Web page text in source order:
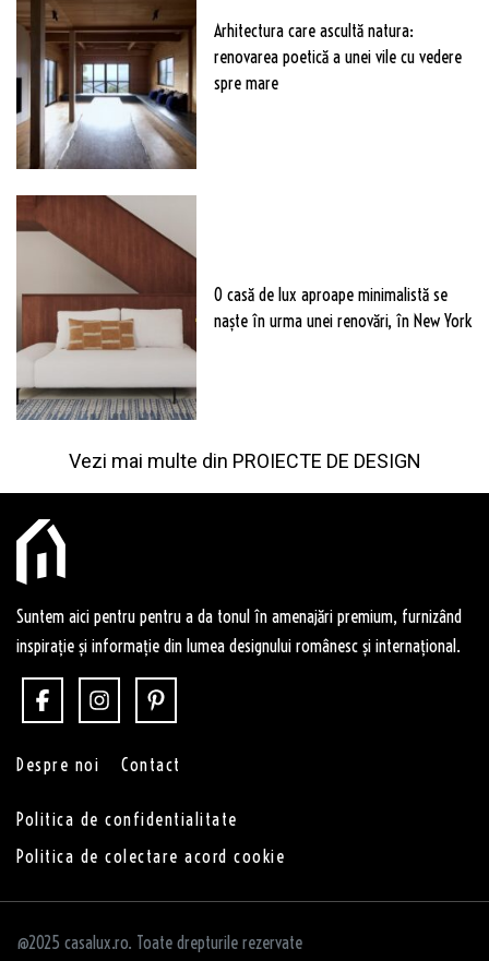
Arhitectura care ascultă natura:
renovarea poetică a unei vile cu vedere
spre mare
O casă de lux aproape minimalistă se
naște în urma unei renovări, în New York
Vezi mai multe din PROIECTE DE DESIGN
Suntem aici pentru pentru a da tonul în amenajări premium, furnizând
inspirație și informație din lumea designului românesc și internațional.
Despre noi Contact
Politica de confidentialitate
Politica de colectare acord cookie
@2025 casalux.ro. Toate drepturile rezervate